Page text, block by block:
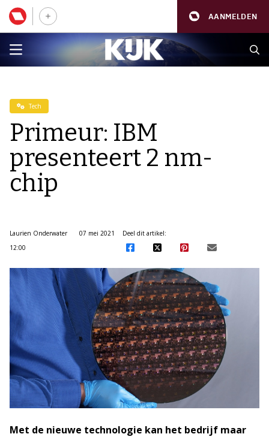
AANMELDEN
Tech
Primeur: IBM
presenteert 2 nm-
chip
Laurien Onderwater
07 mei 2021
12:00
Deel dit artikel:
Met de nieuwe technologie kan het bedrijf maar